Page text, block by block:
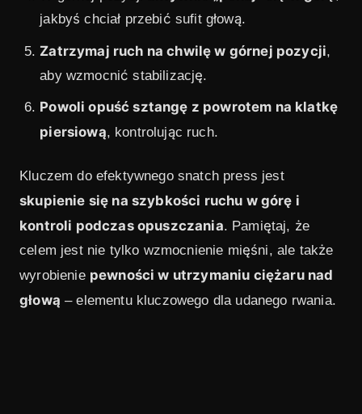
jakbyś chciał przebić sufit głową.
Zatrzymaj ruch na chwilę w górnej pozycji,
aby wzmocnić stabilizację.
Powoli opuść sztangę z powrotem na klatkę
piersiową, kontrolując ruch.
Kluczem do efektywnego snatch press jest
skupienie się na szybkości ruchu w górę i
kontroli podczas opuszczania. Pamiętaj, że
celem jest nie tylko wzmocnienie mięśni, ale także
wyrobienie pewności w utrzymaniu ciężaru nad
głową – elementu kluczowego dla udanego rwania.